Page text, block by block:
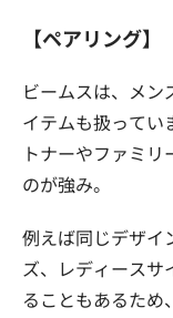
【ペアリング】
ビームスは、メ
イテムも扱ってい
トナーやファミ
のが強み。
例えば同じデザイ
ズ、レディース
ることもあるため